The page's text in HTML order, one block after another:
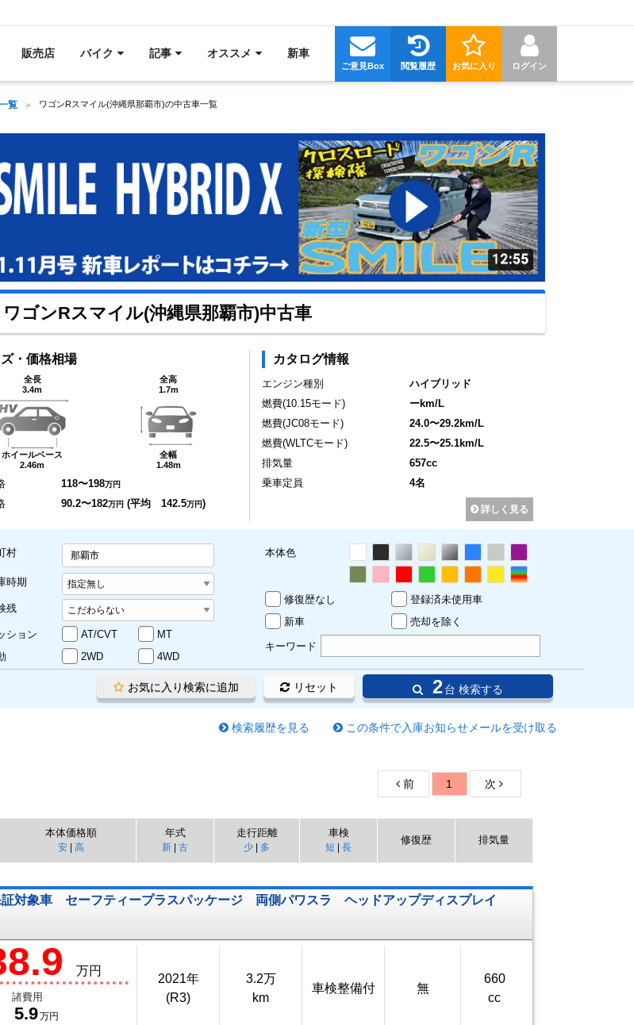
販売店 バイク 記事 オススメ 新車
ログイン
お気に入り
閲覧履歴
ご意見Box
覧 ワゴンRスマイル(沖縄県那覇市)の中古車一覧
ゴンRスマイル(沖縄県那覇市)中古車
・価格相場
全長
3.4m
ホイールベース
2.46m
全高
1.7m
全幅
1.48m
118〜198万円
90.2〜182万円 (平均 142.5万円)
カタログ情報
エンジン種別
ハイブリッド
燃費(10.15モード)
ーkm/L
燃費(JC08モード)
24.0〜29.2km/L
燃費(WLTCモード)
22.5〜25.1km/L
排気量
657cc
乗車定員
4名
詳しく見る
村 那覇市
時期
残
ション AT/CVT
MT
2WD 4WD
本体色
修復歴なし
登録済未使用車
新車
売却を除く
キーワード
2台 検索する
リセット
お気に入り検索に追加
この条件で入庫お知らせメールを受け取る
検索履歴を見る
前 1 次
本体価格順
安| 高
年式
新 古
走行距離
少 多
車検
短 長
修復歴 排気量
証対象車 セーフティープラスパッケージ 両側パワスラ ヘッドアップディスプレイ
万円
諸費用
5.9万円
2021年
(R3)
3.2万
km
車検整備付 無
660
cc